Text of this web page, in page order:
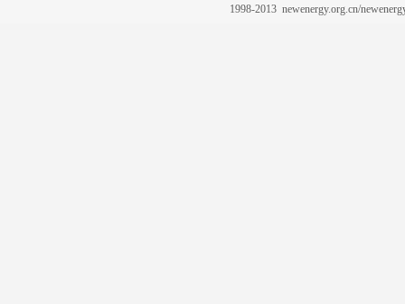
1998-2013 newenergy.org.cn/